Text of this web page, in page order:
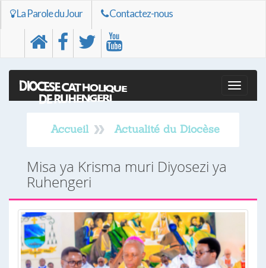
La Parole du Jour Contactez-nous
Toggle
Accueil Actualité du Diocèse
Misa ya Krisma muri Diyosezi ya
Ruhengeri